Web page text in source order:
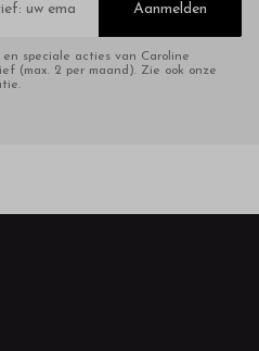
Aanmelden
speciale acties van Caroline
(max. 2 per maand). Zie ook onze